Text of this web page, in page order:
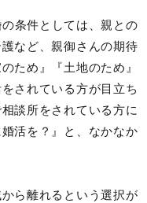
条件としては、親との
など、親御さんの期待
ため』『土地のため』
されている方が目立ち
談所をされている方に
活を？』と、なかなか
ら離れるという選択が